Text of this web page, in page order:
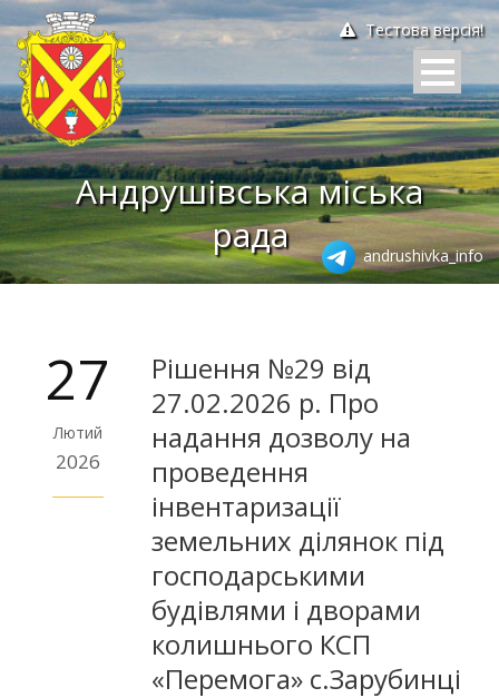
Тестова версія!
Андрушівська міська
рада
andrushivka_info
27
Лютий
2026
Рішення №29 від
27.02.2026 р. Про
надання дозволу на
проведення
інвентаризації
земельних ділянок під
господарськими
будівлями і дворами
колишнього КСП
«Перемога» с.Зарубинці